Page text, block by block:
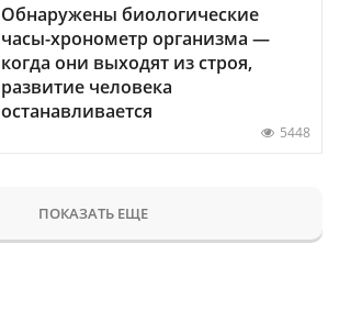
Обнаружены биологические
часы-хронометр организма —
когда они выходят из строя,
развитие человека
останавливается
5448
ПОКАЗАТЬ ЕЩЕ